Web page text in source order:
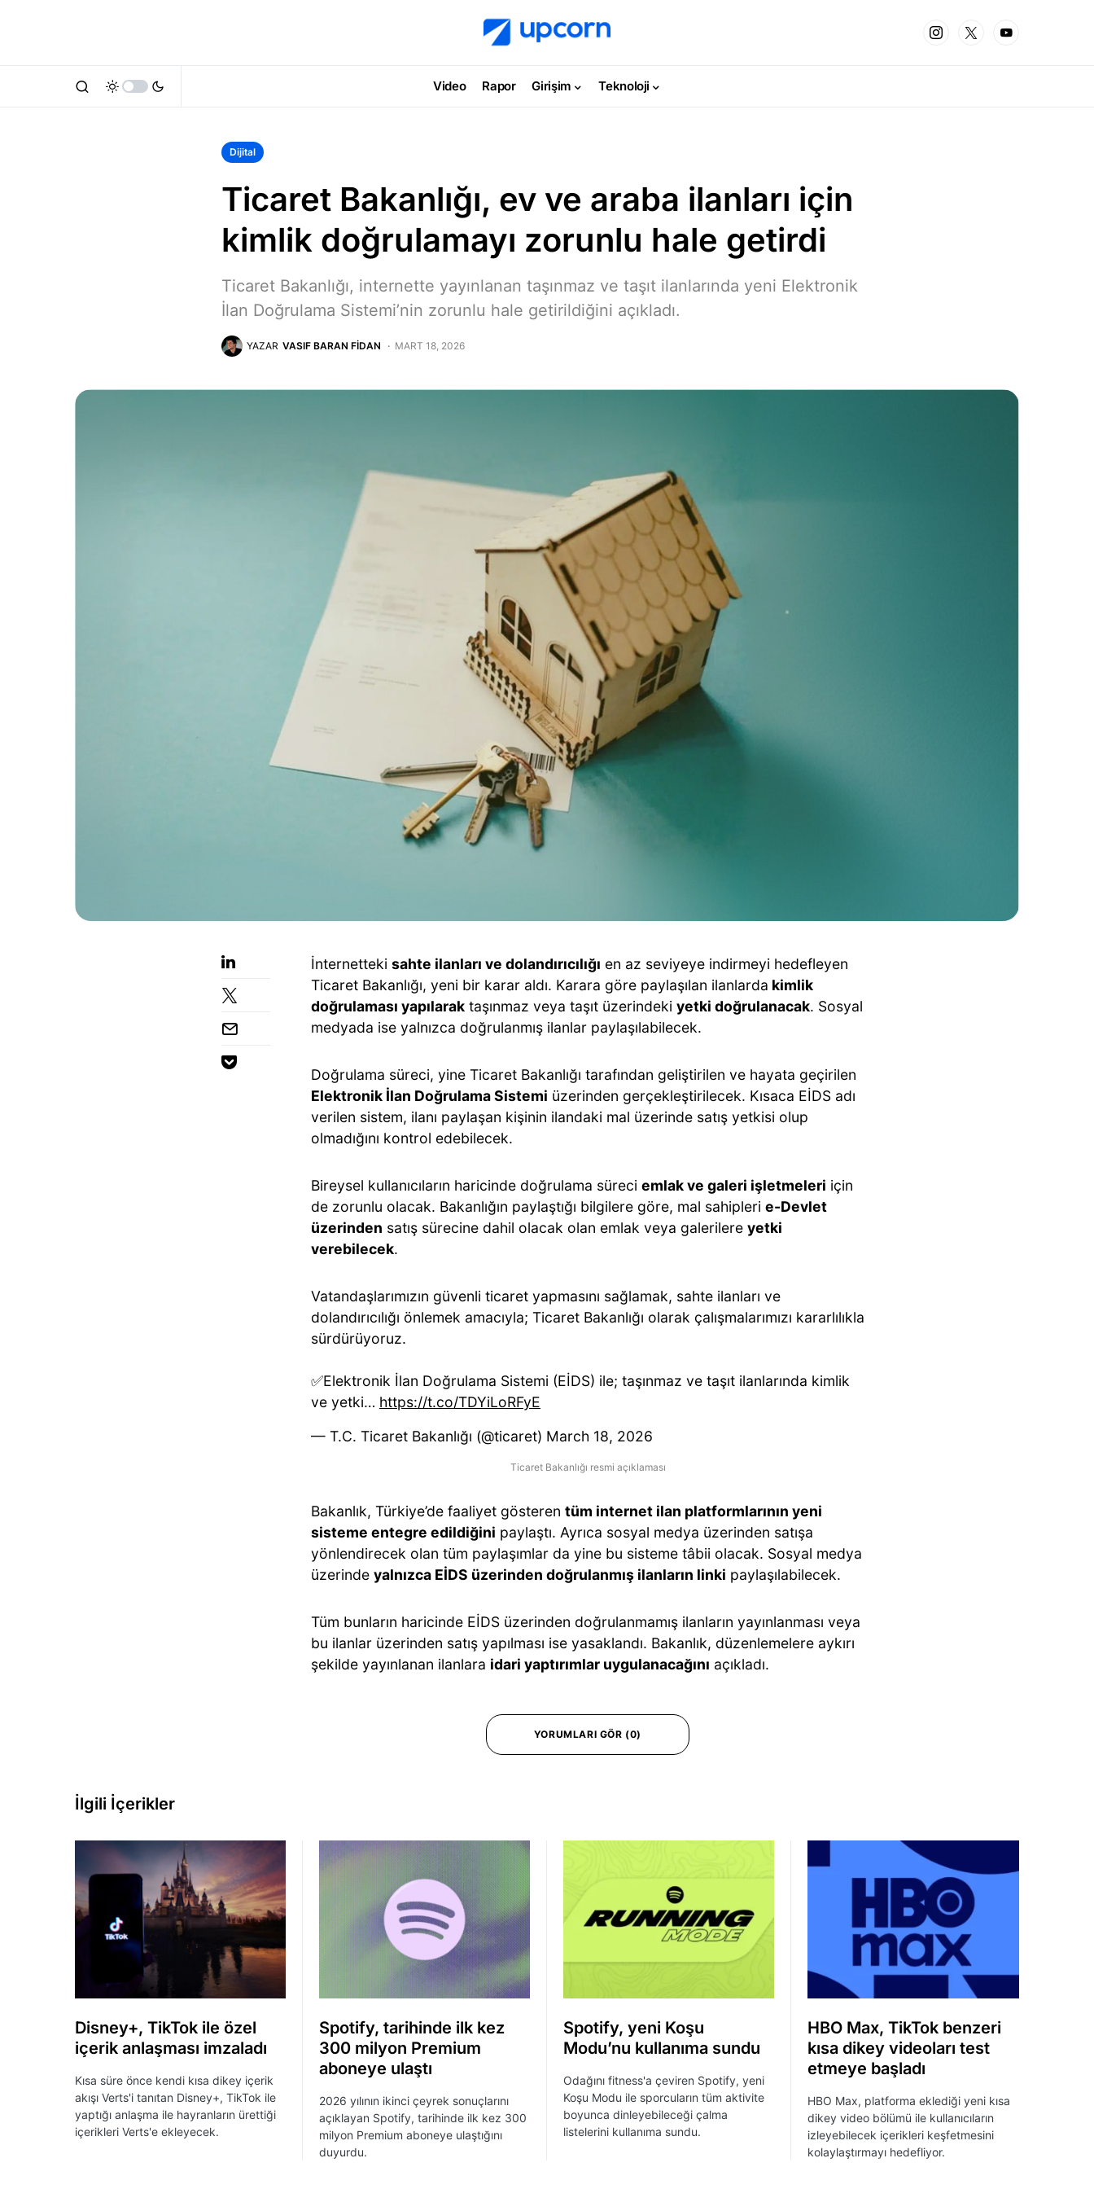
Video Rapor Girişim Teknoloji
Dijital
Ticaret Bakanlığı, ev ve araba ilanları için
kimlik doğrulamayı zorunlu hale getirdi
Ticaret Bakanlığı, internette yayınlanan taşınmaz ve taşıt ilanlarında yeni Elektronik
İlan Doğrulama Sistemi’nin zorunlu hale getirildiğini açıkladı.
YAZAR VASIF BARAN FIDAN MART 18, 2026
İnternetteki sahte ilanları ve dolandırıcılığı en az seviyeye indirmeyi hedefleyen
Ticaret Bakanlığı, yeni bir karar aldı. Karara göre paylaşılan ilanlarda kimlik
doğrulaması yapılarak taşınmaz veya taşıt üzerindeki yetki doğrulanacak. Sosyal
medyada ise yalnızca doğrulanmış ilanlar paylaşılabilecek.
Doğrulama süreci, yine Ticaret Bakanlığı tarafından geliştirilen ve hayata geçirilen
Elektronik İlan Doğrulama Sistemi üzerinden gerçekleştirilecek. Kısaca EİDS adı
verilen sistem, ilanı paylaşan kişinin ilandaki mal üzerinde satış yetkisi olup
olmadığını kontrol edebilecek.
Bireysel kullanıcıların haricinde doğrulama süreci emlak ve galeri işletmeleri için
de zorunlu olacak. Bakanlığın paylaştığı bilgilere göre, mal sahipleri e-Devlet
üzerinden satış sürecine dahil olacak olan emlak veya galerilere yetki
verebilecek.
Vatandaşlarımızın güvenli ticaret yapmasını sağlamak, sahte ilanları ve
dolandırıcılığı önlemek amacıyla; Ticaret Bakanlığı olarak çalışmalarımızı kararlılıkla
sürdürüyoruz.
✅Elektronik İlan Doğrulama Sistemi (EİDS) ile; taşınmaz ve taşıt ilanlarında kimlik
ve yetki… https://t.co/TDYiLoRFyE
— T.C. Ticaret Bakanlığı (@ticaret) March 18, 2026
Ticaret Bakanlığı resmi açıklaması
Bakanlık, Türkiye’de faaliyet gösteren tüm internet ilan platformlarının yeni
sisteme entegre edildiğini paylaştı. Ayrıca sosyal medya üzerinden satışa
yönlendirecek olan tüm paylaşımlar da yine bu sisteme tâbii olacak. Sosyal medya
üzerinde yalnızca EİDS üzerinden doğrulanmış ilanların linki paylaşılabilecek.
Tüm bunların haricinde EİDS üzerinden doğrulanmamış ilanların yayınlanması veya
bu ilanlar üzerinden satış yapılması ise yasaklandı. Bakanlık, düzenlemelere aykırı
şekilde yayınlanan ilanlara idari yaptırımlar uygulanacağını açıkladı.
YORUMLARI GÖR (0)
İlgili İçerikler
Disney+, TikTok ile özel
içerik anlaşması imzaladı
Kısa süre önce kendi kısa dikey içerik
akışı Verts'i tanıtan Disney+, TikTok ile
yaptığı anlaşma ile hayranların ürettiği
içerikleri Verts'e ekleyecek.
Spotify, tarihinde ilk kez
300 milyon Premium
aboneye ulaştı
2026 yılının ikinci çeyrek sonuçlarını
açıklayan Spotify, tarihinde ilk kez 300
milyon Premium aboneye ulaştığını
duyurdu.
Spotify, yeni Koşu
Modu’nu kullanıma sundu
Odağını fitness'a çeviren Spotify, yeni
Koşu Modu ile sporcuların tüm aktivite
boyunca dinleyebileceği çalma
listelerini kullanıma sundu.
HBO Max, TikTok benzeri
kısa dikey videoları test
etmeye başladı
HBO Max, platforma eklediği yeni kısa
dikey video bölümü ile kullanıcıların
izleyebilecek içerikleri keşfetmesini
kolaylaştırmayı hedefliyor.